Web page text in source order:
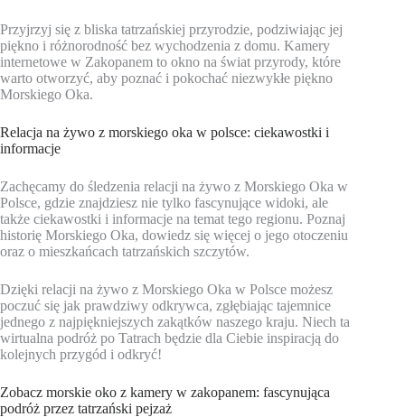
Przyjrzyj się z bliska tatrzańskiej przyrodzie, podziwiając jej
piękno i różnorodność bez wychodzenia z domu. Kamery
internetowe w Zakopanem to okno na świat przyrody, które
warto otworzyć, aby poznać i pokochać niezwykłe piękno
Morskiego Oka.
Relacja na żywo z morskiego oka w polsce: ciekawostki i
informacje
Zachęcamy do śledzenia relacji na żywo z Morskiego Oka w
Polsce, gdzie znajdziesz nie tylko fascynujące widoki, ale
także ciekawostki i informacje na temat tego regionu. Poznaj
historię Morskiego Oka, dowiedz się więcej o jego otoczeniu
oraz o mieszkańcach tatrzańskich szczytów.
Dzięki relacji na żywo z Morskiego Oka w Polsce możesz
poczuć się jak prawdziwy odkrywca, zgłębiając tajemnice
jednego z najpiękniejszych zakątków naszego kraju. Niech ta
wirtualna podróż po Tatrach będzie dla Ciebie inspiracją do
kolejnych przygód i odkryć!
Zobacz morskie oko z kamery w zakopanem: fascynująca
podróż przez tatrzański pejzaż